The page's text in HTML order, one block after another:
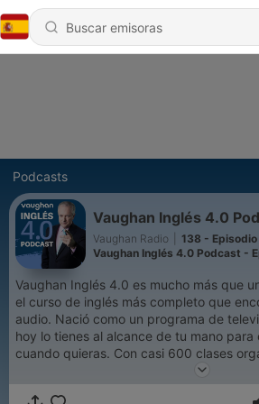
Podcasts
Vaughan Inglés 4.0
Vaughan Radio
138 -
Vaughan Inglés 4.0 Podcast -
Vaughan Inglés 4.0 es mucho más que
el curso de inglés más completo que
audio. Nació como un programa de
hoy lo tienes al alcance de tu mano
cuando quieras. Con casi 600 clases organizadas desde el
nivel principiante absoluto hasta el